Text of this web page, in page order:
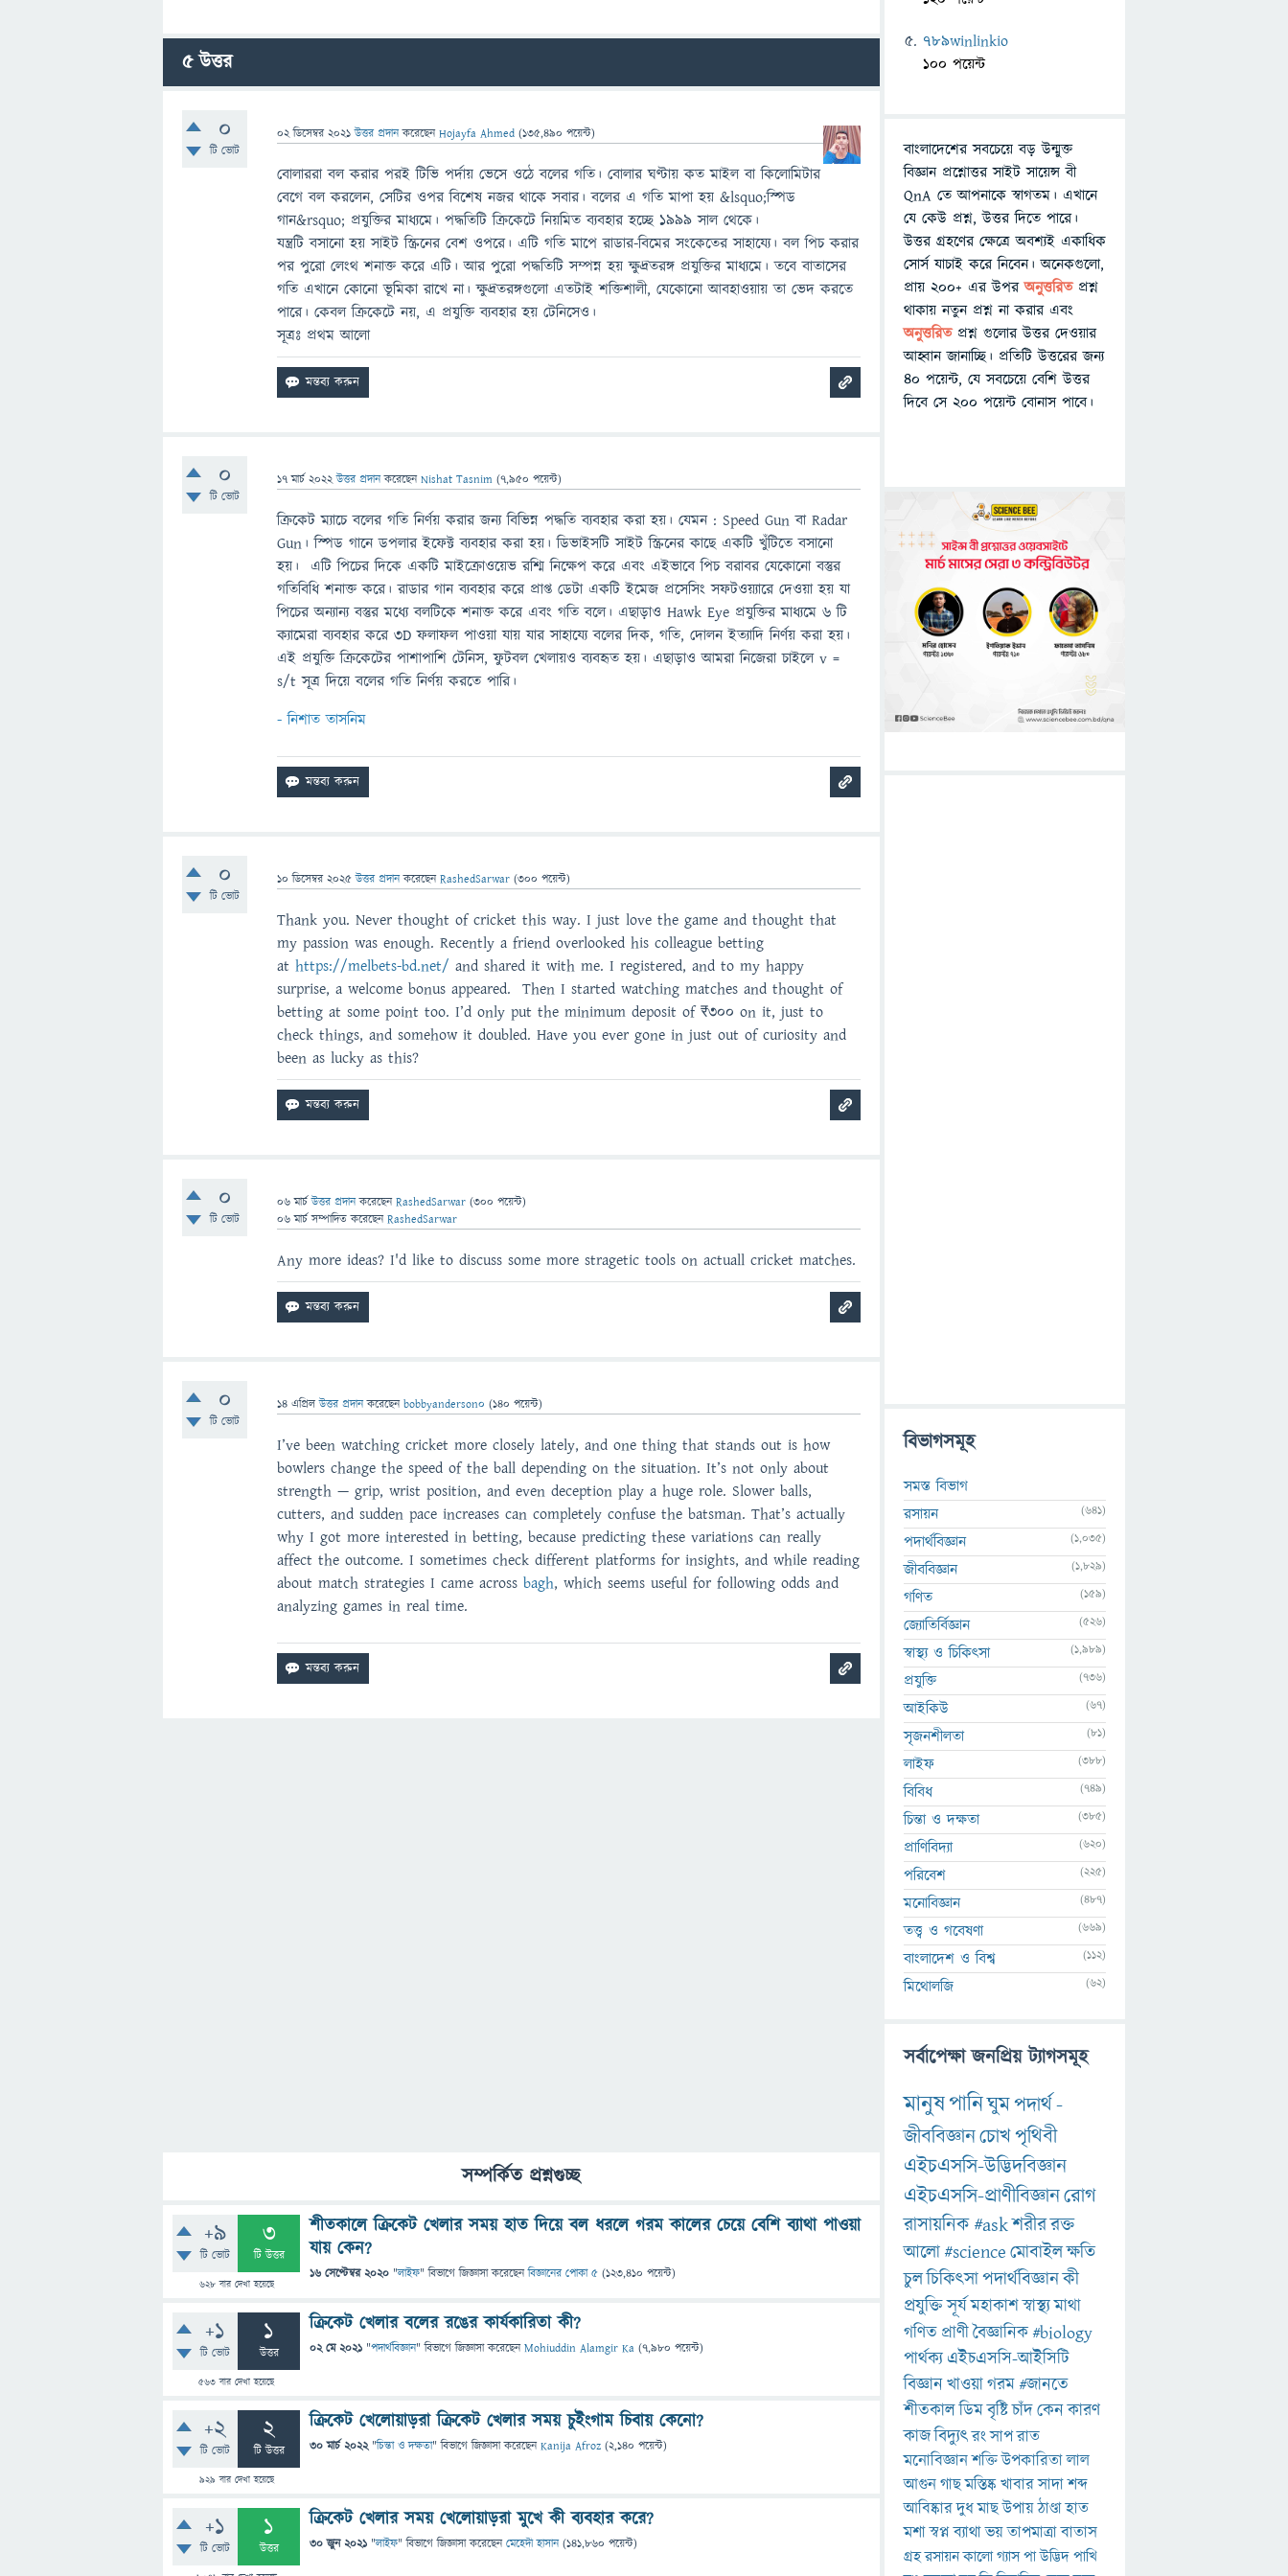
5উত্তর
0
টি ভোট
02 ডিসেম্বর 2021 উত্তর প্রদান করেছেনHojayfa Ahmed (135,490 পয়েন্ট)
বোলাররা বল করার পরই টিভি পর্দায় ভেসে ওঠে বলের গতি। বোলার ঘণ্টায় কত মাইল বা কিলোমিটার
বেগে বল করলেন, সেটির ওপর বিশেষ নজর থাকে সবার। বলের এ গতি মাপা হয় &lsquo;স্পিড
গান&rsquo; প্রযুক্তির মাধ্যমে। পদ্ধতিটি ক্রিকেটে নিয়মিত ব্যবহার হচ্ছে ১৯৯৯ সাল থেকে।
যন্ত্রটি বসানো হয় সাইট স্ক্রিনের বেশ ওপরে। এটি গতি মাপে রাডার-বিমের সংকেতের সাহায্যে। বল পিচ করার
পর পুরো লেংথ শনাক্ত করে এটি। আর পুরো পদ্ধতিটি সম্পন্ন হয় ক্ষুদ্রতরঙ্গ প্রযুক্তির মাধ্যমে। তবে বাতাসের
গতি এখানে কোনো ভূমিকা রাখে না। ক্ষুদ্রতরঙ্গগুলো এতটাই শক্তিশালী, যেকোনো আবহাওয়ায় তা ভেদ করতে
পারে। কেবল ক্রিকেটে নয়, এ প্রযুক্তি ব্যবহার হয় টেনিসেও।
সূত্রঃ প্রথম আলো
0
টি ভোট
17 মার্চ 2022 উত্তর প্রদান করেছেনNishat Tasnim (7,950 পয়েন্ট)
ক্রিকেট ম্যাচে বলের গতি নির্ণয় করার জন্য বিভিন্ন পদ্ধতি ব্যবহার করা হয়। যেমন : Speed Gun বা Radar
Gun। স্পিড গানে ডপলার ইফেক্ট ব্যবহার করা হয়। ডিভাইসটি সাইট স্ক্রিনের কাছে একটি খুঁটিতে বসানো
হয়। এটি পিচের দিকে একটি মাইক্রোওয়েভ রশ্মি নিক্ষেপ করে এবং এইভাবে পিচ বরাবর যেকোনো বস্তুর
গতিবিধি শনাক্ত করে। রাডার গান ব্যবহার করে প্রাপ্ত ডেটা একটি ইমেজ প্রসেসিং সফটওয়্যারে দেওয়া হয় যা
পিচের অন্যান্য বস্তুর মধ্যে বলটিকে শনাক্ত করে এবং গতি বলে। এছাড়াও Hawk Eye প্রযুক্তির মাধ্যমে ৬ টি
ক্যামেরা ব্যবহার করে 3D ফলাফল পাওয়া যায় যার সাহায্যে বলের দিক, গতি, দোলন ইত্যাদি নির্ণয় করা হয়।
এই প্রযুক্তি ক্রিকেটের পাশাপাশি টেনিস, ফুটবল খেলায়ও ব্যবহৃত হয়। এছাড়াও আমরা নিজেরা চাইলে v =
s/t সূত্র দিয়ে বলের গতি নির্ণয় করতে পারি।
- নিশাত তাসনিম
0
টি ভোট
10 ডিসেম্বর 2025 উত্তর প্রদান করেছেনRashedSarwar (300 পয়েন্ট)
Thank you. Never thought of cricket this way. I just love the game and thought that
my passion was enough. Recently a friend overlooked his colleague betting
athttps://melbets-bd.net/ and shared it with me. I registered, and to my happy
surprise, a welcome bonus appeared. Then I started watching matches and thought of
betting at some point too. I’d only put the minimum deposit of ₹300 on it, just to
check things, and somehow it doubled. Have you ever gone in just out of curiosity and
been as lucky as this?
0
টি ভোট
06 মার্চ উত্তর প্রদান করেছেনRashedSarwar (300 পয়েন্ট)
06 মার্চ সম্পাদিত করেছেনRashedSarwar
Any more ideas? I'd like to discuss some more stragetic tools on actuall cricket matches.
0
টি ভোট
14 এপ্রিল উত্তর প্রদান করেছেনbobbyanderson0 (140 পয়েন্ট)
I’ve been watching cricket more closely lately, and one thing that stands out is how
bowlers change the speed of the ball depending on the situation. It’s not only about
strength — grip, wrist position, and even deception play a huge role. Slower balls,
cutters, and sudden pace increases can completely confuse the batsman. That’s actually
why I got more interested in betting, because predicting these variations can really
affect the outcome. I sometimes check different platforms for insights, and while reading
about match strategies I came acrossbagh, which seems useful for following odds and
analyzing games in real time.
সম্পর্কিত প্রশ্নগুচ্ছ
+9
টি ভোট
3
টি উত্তর
628বার দেখা হয়েছে
শীতকালে ক্রিকেট খেলার সময় হাত দিয়ে বল ধরলে গরম কালের চেয়ে বেশি ব্যাথা পাওয়া
যায় কেন?
16 সেপ্টেম্বর 2020 "লাইফ" বিভাগে জিজ্ঞাসাকরেছেনবিজ্ঞানের পোকা ৫ (123,410 পয়েন্ট)
+1
টি ভোট
1
উত্তর
563 বার দেখা হয়েছে
ক্রিকেট খেলার বলের রঙের কার্যকারিতা কী?
02 মে 2021 "পদার্থবিজ্ঞান" বিভাগে জিজ্ঞাসাকরেছেনMohiuddin Alamgir Ka (7,980 পয়েন্ট)
+2
টি ভোট
2
টি উত্তর
929 বার দেখা হয়েছে
ক্রিকেট খেলোয়াড়রা ক্রিকেট খেলার সময় চুইংগাম চিবায় কেনো?
30 মার্চ 2022 "চিন্তা ও দক্ষতা" বিভাগে জিজ্ঞাসাকরেছেনKanija Afroz (2,140 পয়েন্ট)
+1
টি ভোট
1
উত্তর
ক্রিকেট খেলার সময় খেলোয়াড়রা মুখে কী ব্যবহার করে?
30 জুন 2021 "লাইফ" বিভাগে জিজ্ঞাসাকরেছেনমেহেদী হাসান (141,860 পয়েন্ট)
789winlinkio
100 পয়েন্ট
বাংলাদেশের সবচেয়ে বড় উন্মুক্ত
বিজ্ঞান প্রশ্নোত্তর সাইট সায়েন্স বী
QnA তে আপনাকে স্বাগতম। এখানে
যে কেউ প্রশ্ন, উত্তর দিতে পারে।
উত্তর গ্রহণের ক্ষেত্রে অবশ্যই একাধিক
সোর্স যাচাই করে নিবেন। অনেকগুলো,
প্রায় ২০০+ এর উপরঅনুত্তরিতপ্রশ্ন
থাকায় নতুন প্রশ্ন না করার এবং
অনুত্তরিত প্রশ্ন গুলোর উত্তর দেওয়ার
আহ্বান জানাচ্ছি। প্রতিটি উত্তরের জন্য
৪০ পয়েন্ট, যে সবচেয়ে বেশি উত্তর
দিবে সে ২০০ পয়েন্ট বোনাস পাবে।
বিভাগসমূহ
সমস্ত বিভাগ
রসায়ন
(641)
পদার্থবিজ্ঞান (1,035)
জীববিজ্ঞান (1,829)
গণিত (159)
জ্যোতির্বিজ্ঞান (526)
স্বাস্থ্য ও চিকিৎসা (1,989)
প্রযুক্তি (736)
আইকিউ (67)
সৃজনশীলতা (81)
লাইফ (388)
বিবিধ (749)
চিন্তা ও দক্ষতা (385)
প্রাণিবিদ্যা (620)
পরিবেশ (225)
মনোবিজ্ঞান (487)
তত্ত্ব ও গবেষণা (669)
বাংলাদেশ ও বিশ্ব (112)
মিথোলজি (62)
সর্বাপেক্ষা জনপ্রিয় ট্যাগসমূহ
মানুষপানিঘুমপদার্থ-
জীববিজ্ঞানচোখপৃথিবী
এইচএসসি-উদ্ভিদবিজ্ঞান
এইচএসসি-প্রাণীবিজ্ঞানরোগ
রাসায়নিক#askশরীররক্ত
আলো#scienceমোবাইলক্ষতি
চুলচিকিৎসাপদার্থবিজ্ঞানকী
প্রযুক্তিসূর্যমহাকাশস্বাস্থ্যমাথা
গণিত প্রাণীবৈজ্ঞানিক#biology
পার্থক্য এইচএসসি-আইসিটি
বিজ্ঞানখাওয়াগরম#জানতে
শীতকালডিমবৃষ্টিচাঁদকেনকারণ
কাজবিদ্যুৎরংসাপরাত
মনোবিজ্ঞানশক্তিউপকারিতালাল
আগুনগাছমস্তিষ্কখাবারসাদাশব্দ
আবিষ্কারদুধমাছউপায়ঠাণ্ডাহাত
মশাস্বপ্নব্যাথাভয়তাপমাত্রাবাতাস
গ্রহরসায়নকালোগ্যাসপাউদ্ভিদপাখি